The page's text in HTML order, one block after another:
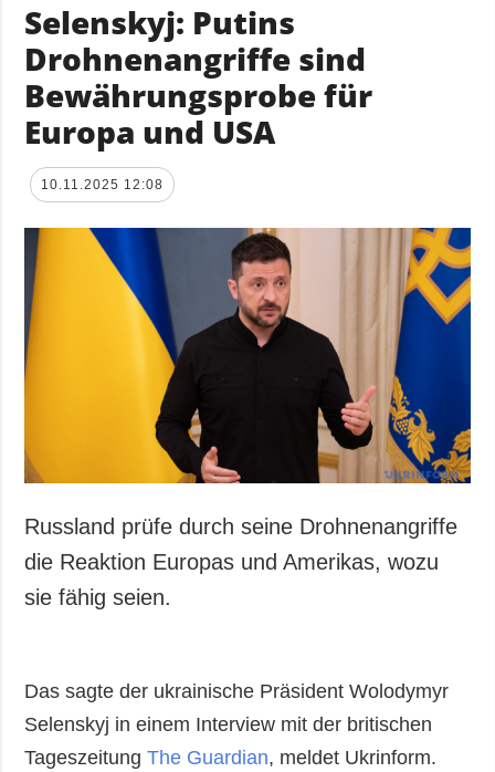
Selenskyj: Putins
Drohnenangriffe sind
Bewährungsprobe für
Europa und USA
10.11.2025 12:08
Russland prüfe durch seine Drohnenangriffe
die Reaktion Europas und Amerikas, wozu
sie fähig seien.
Das sagte der ukrainische Präsident Wolodymyr
Selenskyj in einem Interview mit der britischen
TageszeitungThe Guardian, meldet Ukrinform.